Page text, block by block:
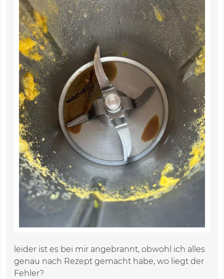
leider ist es bei mir angebrannt, obwohl ich alles
genau nach Rezept gemacht habe, wo liegt der
Fehler?